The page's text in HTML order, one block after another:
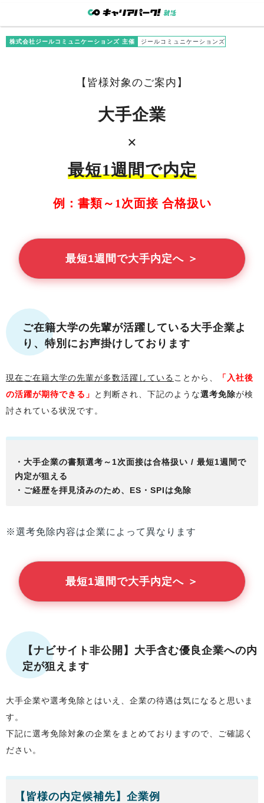
株式会社ジールコミュニケーションズ 主催 ジールコミュニケーションズ
【 皆様対象のご案内】
大手企業
×
最短1週間で内定
例：書類～1次面接 合格扱い
最短1週間で大手内定へ ＞
ご在籍大学の先輩が活躍している大手企業よ
り、特別にお声掛けしております
現在ご在籍大学の先輩が多数活躍している ことから、
「入社後
の活躍が期待できる」
と判断され、下記のような選考免除が検
討されている状況です。
・大手企業の書類選考～1次面接は合格扱い / 最短1週間で
内定が狙える
・ご経歴を拝見済みのため、ES・SPIは免除
※選考免除内容は企業によって異なります
最短1週間で大手内定へ ＞
【ナビサイト非公開】大手含む優良企業への内
定が狙えます
大手企業や選考免除とはいえ、企業の待遇は気になると思いま
す。
下記に選考免除対象の企業をまとめておりますので、ご確認く
ださい。
【 皆様の内定候補先】企業例